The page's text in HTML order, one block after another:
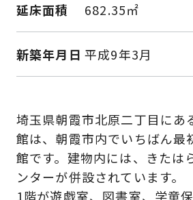
延床面積 682.35㎡
新築年月日 平成9年3月
埼玉県朝霞市北原二丁目にあ
館は、朝霞市内でいちばん最
館です。建物内には、きたは
ンターが併設されています。
1階が遊戯室、図書室、学童